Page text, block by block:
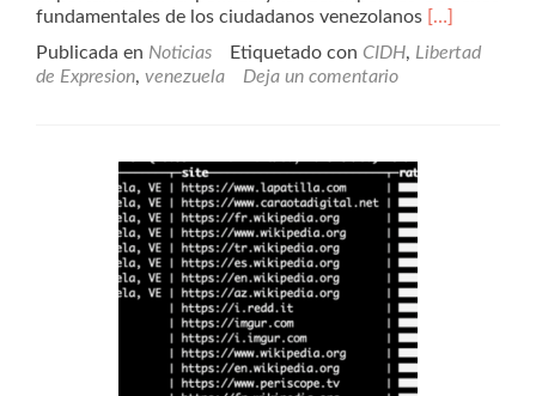
fundamentales de los ciudadanos venezolanos Leer
cautelares
[…]
Publicada en Noticias Etiquetado con CIDH, Libertad
de Expresion, venezuela Deja un comentario